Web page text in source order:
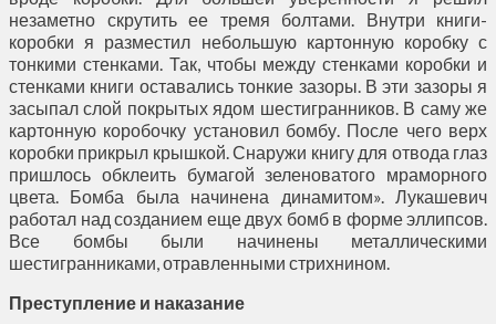
незаметно скрутить ее тремя болтами. Внутри книги-
коробки я разместил небольшую картонную коробку с
тонкими стенками. Так, чтобы между стенками коробки и
стенками книги оставались тонкие зазоры. В эти зазоры я
засыпал слой покрытых ядом шестигранников. В саму же
картонную коробочку установил бомбу. После чего верх
коробки прикрыл крышкой. Снаружи книгу для отвода глаз
пришлось обклеить бумагой зеленоватого мраморного
цвета. Бомба была начинена динамитом». Лукашевич
работал над созданием еще двух бомб в форме эллипсов.
Все бомбы были начинены металлическими
шестигранниками, отравленными стрихнином.
Преступление и наказание